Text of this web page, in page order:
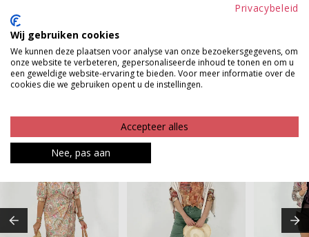
direct trendy en fashionable uitziet. Een musthave
accessoire voor zonnige dagen, festivals of gewoon
een casual dagje buiten.
Betaalinformatie
MAAK JE LOOK COMPLEET
Privacybeleid
Wij gebruiken cookies
We kunnen deze plaatsen voor analyse van onze bezoekersgegevens, om
onze website te verbeteren, gepersonaliseerde inhoud te tonen en om u
een geweldige website-ervaring te bieden. Voor meer informatie over de
cookies die we gebruiken opent u de instellingen.
Accepteer alles
Nee, pas aan